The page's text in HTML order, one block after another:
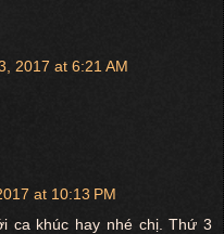
2017 at 6:21 AM
at 10:13 PM
ca khúc hay nhé chị. Thứ 3